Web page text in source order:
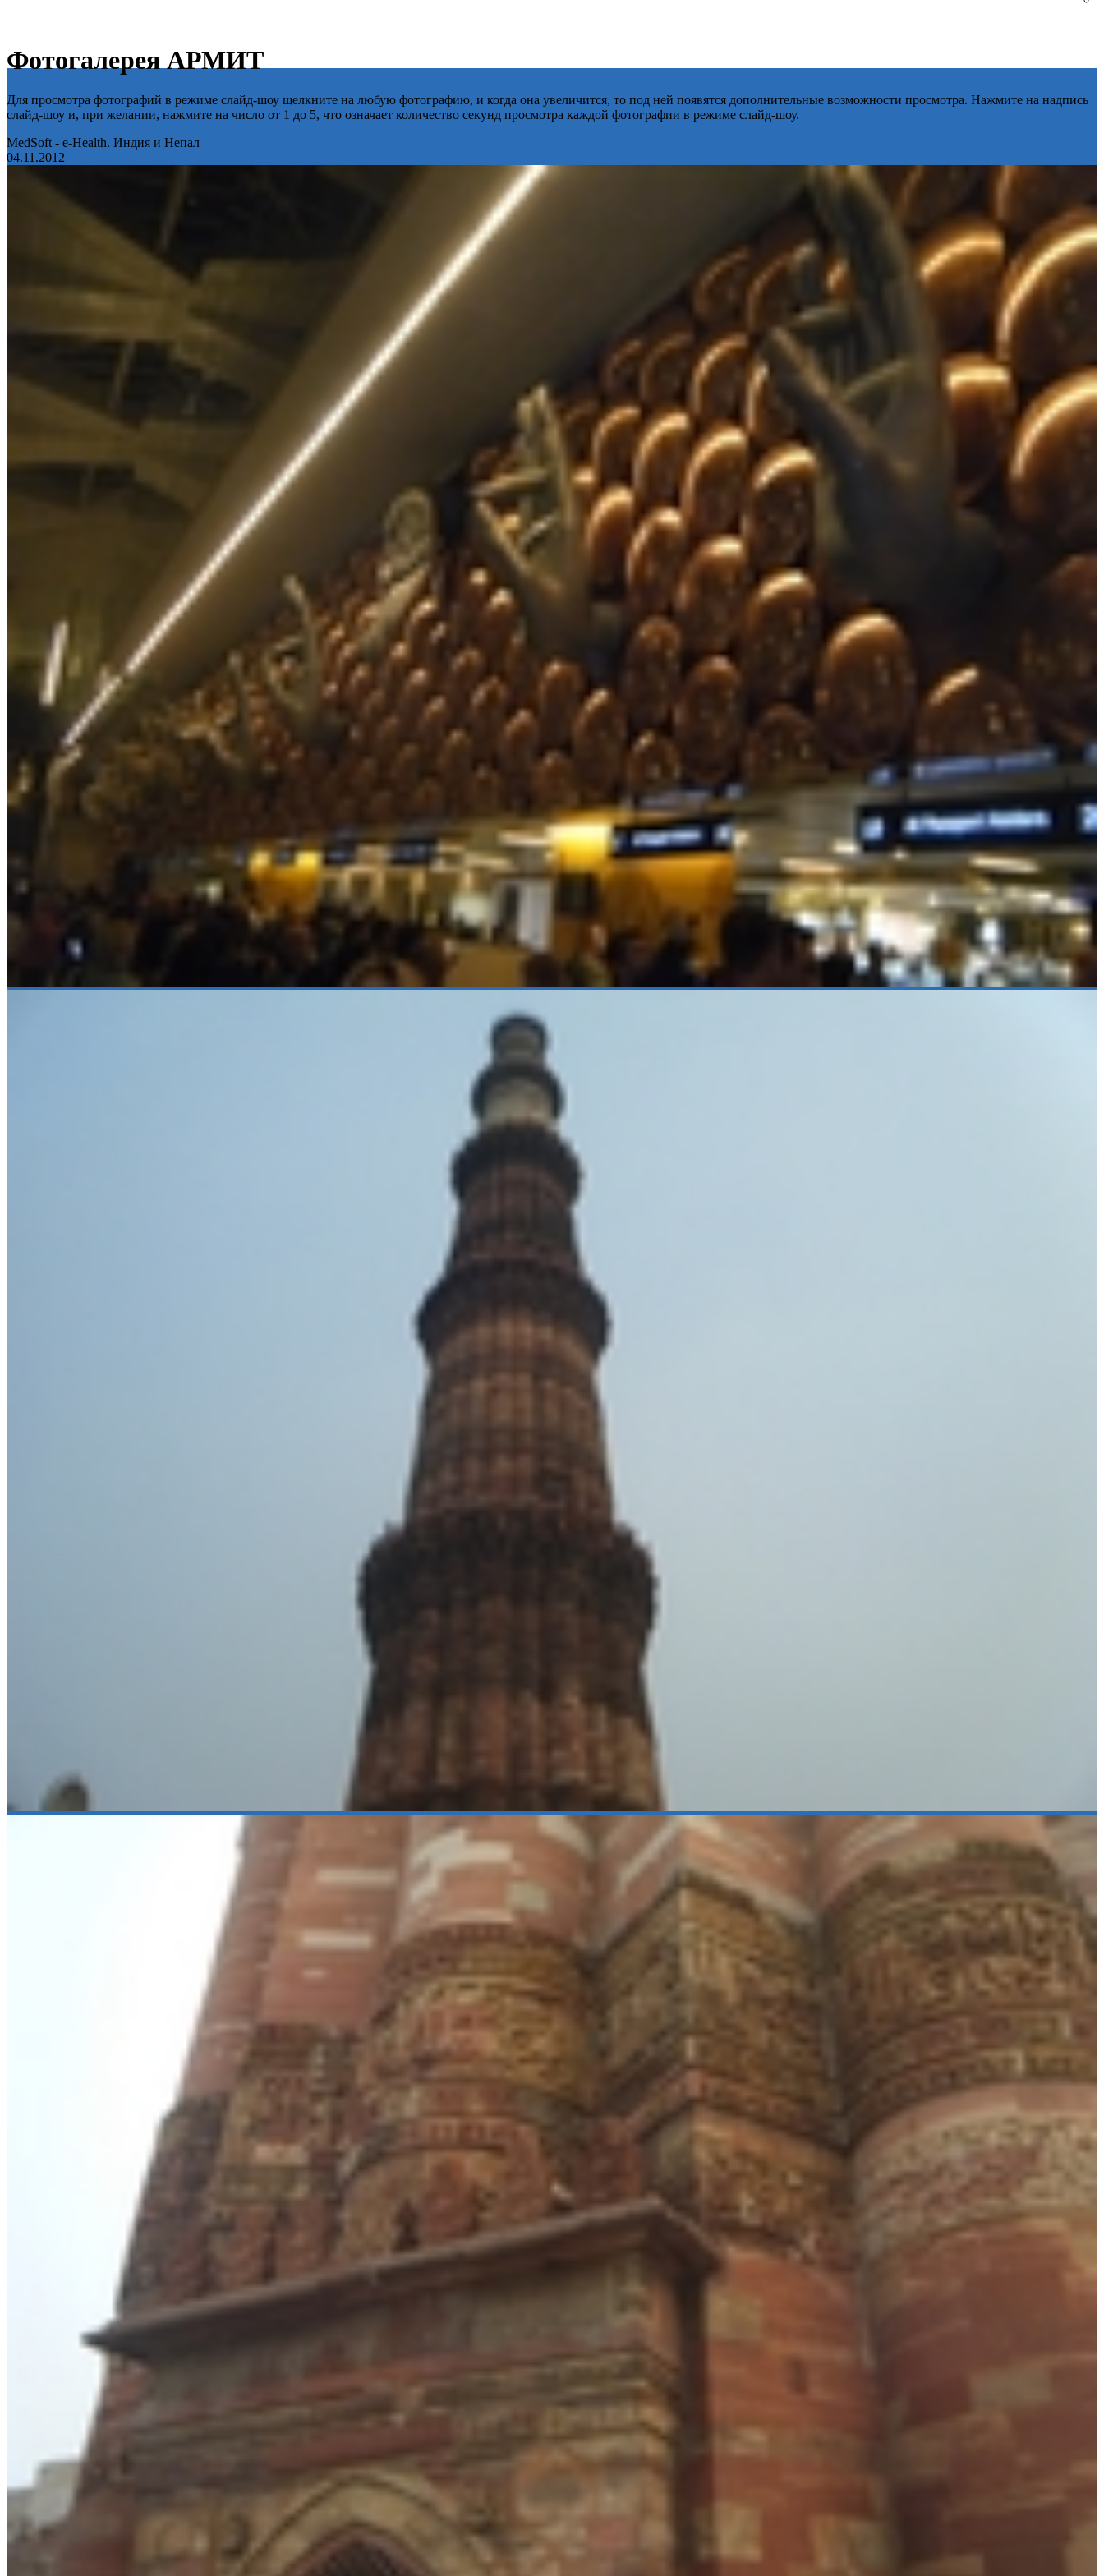
Фотогалерея АРМИТ
Для просмотра фотографий в режиме слайд-шоу щелкните на любую фотографию, и когда она увеличится, то под ней появятся дополнительные возможности просмотра. Нажмите на надпись
слайд-шоу и, при желании, нажмите на число от 1 до 5, что означает количество секунд просмотра каждой фотографии в режиме слайд-шоу.
MedSoft - e-Health. Индия и Непал
04.11.2012